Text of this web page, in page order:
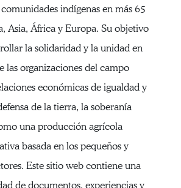
indígenas en más 65
Asia, África y Europa. Su objetivo
la solidaridad y la unidad en
las organizaciones del campo
económicas de igualdad y
de la tierra, la soberanía
una producción agrícola
basada en los pequeños y
Este sitio web contiene una
de documentos, experiencias y